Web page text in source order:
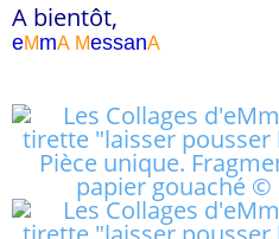
A bientôt,
eMmA MessanA